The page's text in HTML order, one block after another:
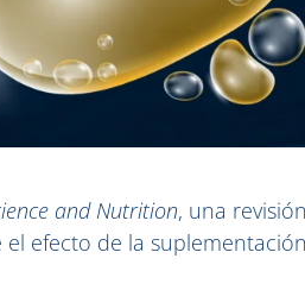
and Nutrition, una
el efecto de la